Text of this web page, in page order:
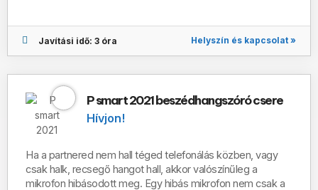
Javítási idő: 3 óra Helyszín és kapcsolat »
P smart 2021 beszédhangszóró csere
Hívjon!
Ha a partnered nem hall téged telefonálás közben, vagy
csak halk, recsegő hangot hall, akkor valószínűleg a
mikrofon hibásodott meg. Egy hibás mikrofon nem csak a